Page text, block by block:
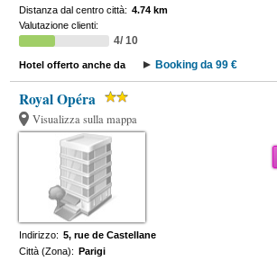
Distanza dal centro città: 4.74 km
Valutazione clienti:
4/ 10
Hotel offerto anche da Booking da 99 €
Royal Opéra
Visualizza sulla mappa
Indirizzo: 5, rue de Castellane
Città (Zona): Parigi